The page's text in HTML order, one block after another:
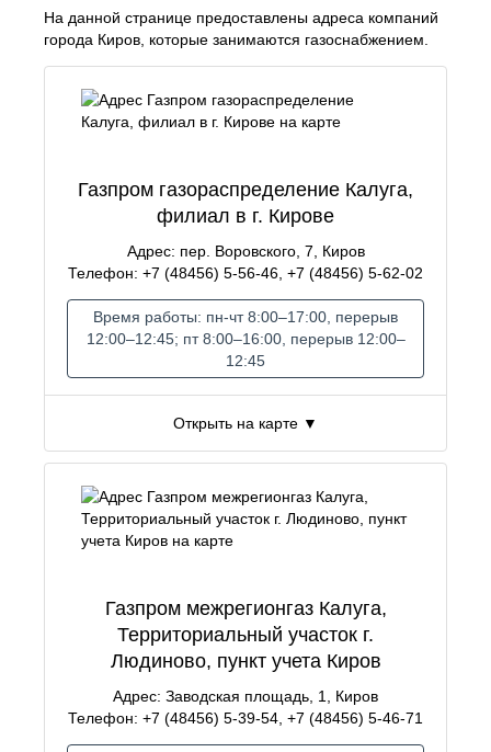
На данной странице предоставлены адреса компаний
города Киров, которые занимаются газоснабжением.
Открыть на карте ▼
Газпром газораспределение Калуга,
филиал в г. Кирове
Адрес: пер. Воровского, 7, Киров
Телефон: +7 (48456) 5-56-46, +7 (48456) 5-62-02
Время работы: пн-чт 8:00–17:00, перерыв
12:00–12:45; пт 8:00–16:00, перерыв 12:00–
12:45
Газпром межрегионгаз Калуга,
Территориальный участок г.
Людиново, пункт учета Киров
Адрес: Заводская площадь, 1, Киров
Телефон: +7 (48456) 5-39-54, +7 (48456) 5-46-71